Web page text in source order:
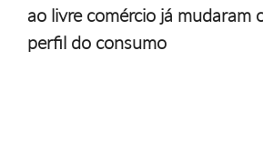
ao livre comércio já mudaram
perfil do consumo